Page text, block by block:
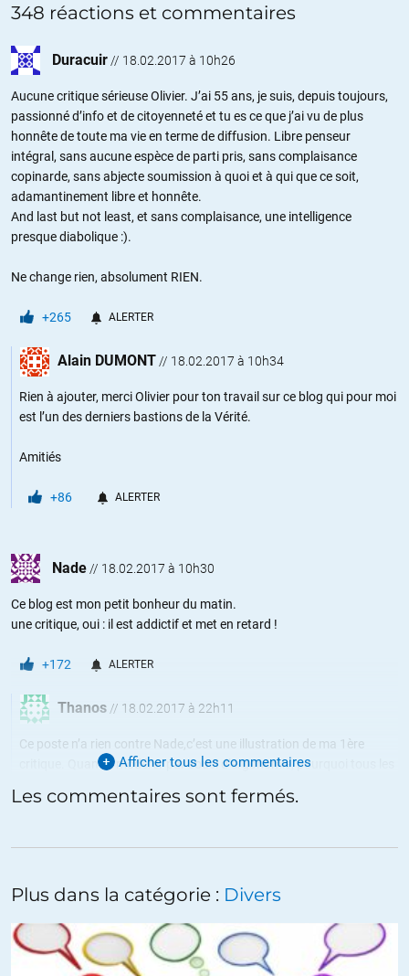
348 réactions et commentaires
Duracuir // 18.02.2017 à 10h26
Aucune critique sérieuse Olivier. J’ai 55 ans, je suis, depuis toujours,
passionné d’info et de citoyenneté et tu es ce que j’ai vu de plus
honnête de toute ma vie en terme de diffusion. Libre penseur
intégral, sans aucune espèce de parti pris, sans complaisance
copinarde, sans abjecte soumission à quoi et à qui que ce soit,
adamantinement libre et honnête.
And last but not least, et sans complaisance, une intelligence
presque diabolique :).
Ne change rien, absolument RIEN.
+265 ALERTER
Alain DUMONT // 18.02.2017 à 10h34
Rien à ajouter, merci Olivier pour ton travail sur ce blog qui pour moi
est l’un des derniers bastions de la Vérité.
Amitiés
+86 ALERTER
Nade // 18.02.2017 à 10h30
Ce blog est mon petit bonheur du matin.
une critique, oui : il est addictif et met en retard !
+172 ALERTER
Thanos // 18.02.2017 à 22h11
Ce poste n’a rien contre Nade,c’est une illustration de ma 1ère
critique. Quant à modérer par souci d’ergonomie, pourquoi tous les
valeur informationnelle restent en place dans les billets,les « c’est
aucun argument, aucune information supplémentaire ? Au
Plus sérieusement, la partialité, (dans la modération) et dans le
choix des articles/ressources pour soutenir un point de vue a
propos d’un objet/ d’une problématique plutôt que chercher à
l’exposer, l critiquer.
Afficher tous les commentaires
Les commentaires sont fermés.
Plus dans la catégorie : Divers